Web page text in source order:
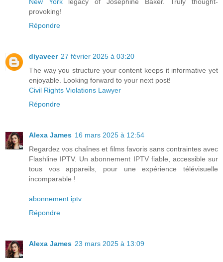
provoking!
Répondre
diyaveer 27 février 2025 à 03:20
The way you structure your content keeps it informative yet
enjoyable. Looking forward to your next post!
Civil Rights Violations Lawyer
Répondre
Alexa James 16 mars 2025 à 12:54
Regardez vos chaînes et films favoris sans contraintes avec
Flashline IPTV. Un abonnement IPTV fiable, accessible sur
tous vos appareils, pour une expérience télévisuelle
incomparable !
abonnement iptv
Répondre
Alexa James 23 mars 2025 à 13:09